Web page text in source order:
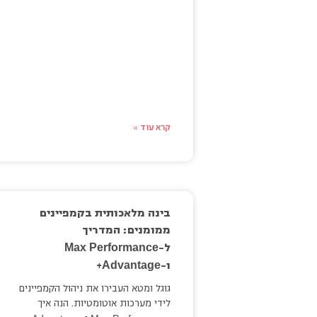
קרא עוד »
בינה מלאכותית בקמפיינים
ממומנים: המדריך
ל-Performance
Max
ו-Advantage
+
גוגל ומטא העבירו את ניהול הקמפיינים
לידי מערכות אוטומטיות. הנה איך